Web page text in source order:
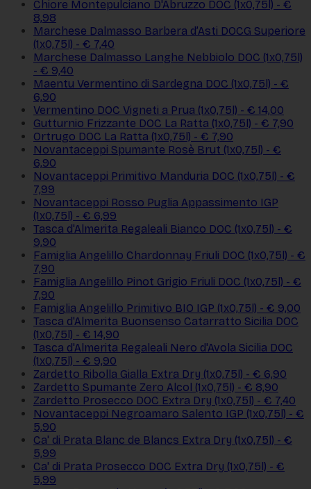
Chiore Montepulciano D'Abruzzo DOC (1x0,75l) - €
8,98
Marchese Dalmasso Barbera d’Asti DOCG Superiore
(1x0,75l) - € 7,40
Marchese Dalmasso Langhe Nebbiolo DOC (1x0,75l)
- € 9,40
Maentu Vermentino di Sardegna DOC (1x0,75l) - €
6,90
Vermentino DOC Vigneti a Prua (1x0,75l) - € 14,00
Gutturnio Frizzante DOC La Ratta (1x0,75l) - € 7,90
Ortrugo DOC La Ratta (1x0,75l) - € 7,90
Novantaceppi Spumante Rosè Brut (1x0,75l) - €
6,90
Novantaceppi Primitivo Manduria DOC (1x0,75l) - €
7,99
Novantaceppi Rosso Puglia Appassimento IGP
(1x0,75l) - € 6,99
Tasca d'Almerita Regaleali Bianco DOC (1x0,75l) - €
9,90
Famiglia Angelillo Chardonnay Friuli DOC (1x0,75l) - €
7,90
Famiglia Angelillo Pinot Grigio Friuli DOC (1x0,75l) - €
7,90
Famiglia Angelillo Primitivo BIO IGP (1x0,75l) - € 9,00
Tasca d'Almerita Buonsenso Catarratto Sicilia DOC
(1x0,75l) - € 14,90
Tasca d'Almerita Regaleali Nero d'Avola Sicilia DOC
(1x0,75l) - € 9,90
Zardetto Ribolla Gialla Extra Dry (1x0,75l) - € 6,90
Zardetto Spumante Zero Alcol (1x0,75l) - € 8,90
Zardetto Prosecco DOC Extra Dry (1x0,75l) - € 7,40
Novantaceppi Negroamaro Salento IGP (1x0,75l) - €
5,90
Ca' di Prata Blanc de Blancs Extra Dry (1x0,75l) - €
5,99
Ca' di Prata Prosecco DOC Extra Dry (1x0,75l) - €
5,99